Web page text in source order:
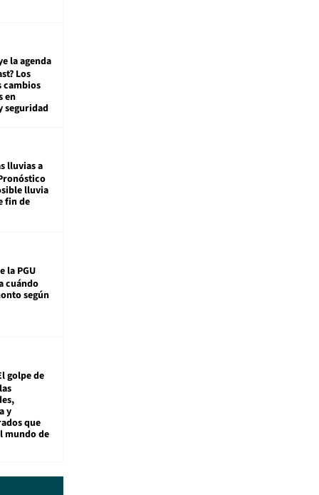
la agenda
Los
cambios
en
seguridad
lluvias a
lluvia
fin de
la PGU
cuándo
según
golpe de
y
que
mundo de